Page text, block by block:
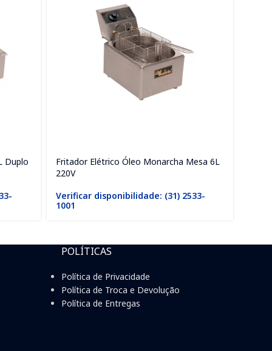
Duplo
Fritador Elétrico Óleo Monarcha Mesa 6L
220V
Verificar disponibilidade: (31) 2533-
1001
POLÍTICAS
Política de Privacidade
Política de Troca e Devolução
Política de Entregas